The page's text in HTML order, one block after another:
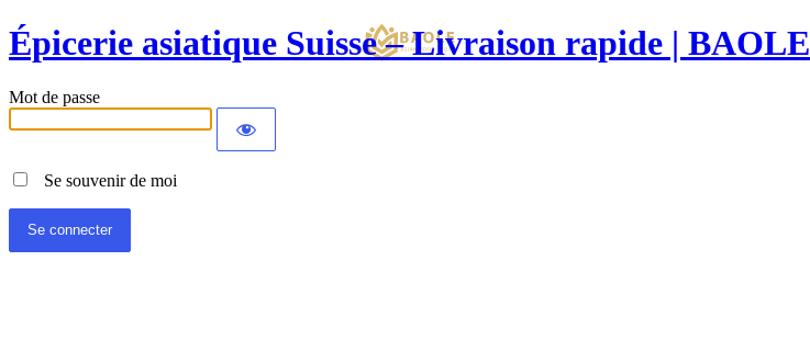
Épicerie asiatique Suisse – Livraison rapide | BAOLE
Mot de passe
Se souvenir de moi